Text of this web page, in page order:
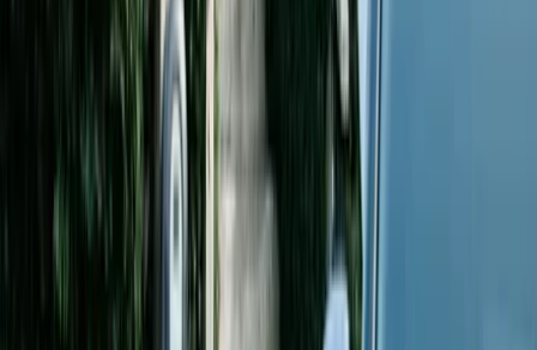
Daniel Medlöv, VD
Daniel Medlöv är verkställande direktör på Kopernicus. Med
en master från KTH i Real Estate and Construction
Management i ryggen kombinerar han byggteknisk
förståelse med ett tydligt affärsmannaskap.
Läs mer om Daniel Medlöv, VD